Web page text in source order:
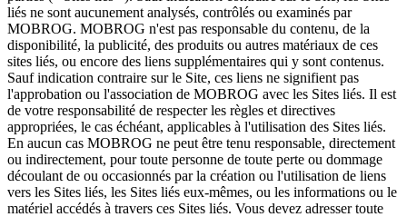
liés ne sont aucunement analysés, contrôlés ou examinés par
MOBROG. MOBROG n'est pas responsable du contenu, de la
disponibilité, la publicité, des produits ou autres matériaux de ces
sites liés, ou encore des liens supplémentaires qui y sont contenus.
Sauf indication contraire sur le Site, ces liens ne signifient pas
l'approbation ou l'association de MOBROG avec les Sites liés. Il est
de votre responsabilité de respecter les règles et directives
appropriées, le cas échéant, applicables à l'utilisation des Sites liés.
En aucun cas MOBROG ne peut être tenu responsable, directement
ou indirectement, pour toute personne de toute perte ou dommage
découlant de ou occasionnés par la création ou l'utilisation de liens
vers les Sites liés, les Sites liés eux-mêmes, ou les informations ou le
matériel accédés à travers ces Sites liés. Vous devez adresser toute